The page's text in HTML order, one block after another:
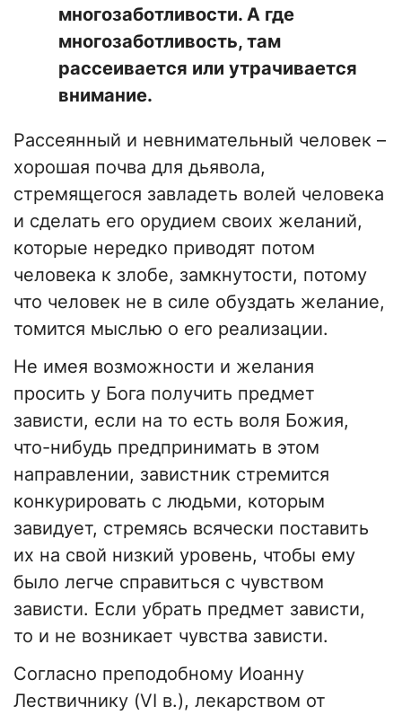
многозаботливости. А где
многозаботливость, там
рассеивается или утрачивается
внимание.
Рассеянный и невнимательный человек –
хорошая почва для дьявола,
стремящегося завладеть волей человека
и сделать его орудием своих желаний,
которые нередко приводят потом
человека к злобе, замкнутости, потому
что человек не в силе обуздать желание,
томится мыслью о его реализации.
Не имея возможности и желания
просить у Бога получить предмет
зависти, если на то есть воля Божия,
что-нибудь предпринимать в этом
направлении, завистник стремится
конкурировать с людьми, которым
завидует, стремясь всячески поставить
их на свой низкий уровень, чтобы ему
было легче справиться с чувством
зависти. Если убрать предмет зависти,
то и не возникает чувства зависти.
Согласно преподобному Иоанну
Лествичнику (VI в.), лекарством от